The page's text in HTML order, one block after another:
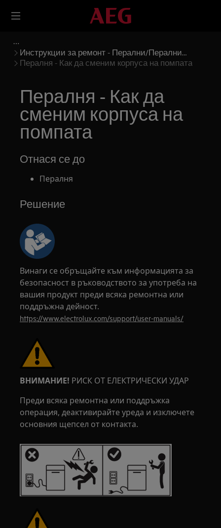
Инструкции за ремонт - Перални/Перални
Сушилни
Пералня - Как да сменим корпуса на помпата
Пералня - Как да
сменим корпуса на
помпата
Отнася се до
Пералня
Решение
Винаги се обръщайте към информацията за
безопасност в ръководството за употреба на
вашия продукт преди всяка ремонтна или
поддръжна дейност.
https://www.electrolux.com/support/user-manuals/
ВНИМАНИЕ! РИСК ОТ ЕЛЕКТРИЧЕСКИ УДАР
Преди всяка ремонтна или поддръжка
операция, деактивирайте уреда и изключете
основния щепсел от контакта.